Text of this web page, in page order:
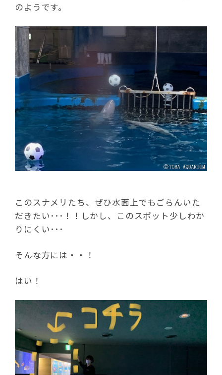
のようです。
このスナメリたち、ぜひ水面上でもごらんいた
だきたい･･･！！しかし、このスポット少しわか
りにくい･･･
そんな方には・・！
はい！